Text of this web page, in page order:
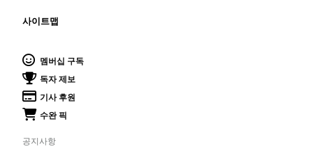
사이트맵
멤버십 구독
독자 제보
기사 후원
수완 픽
공지사항